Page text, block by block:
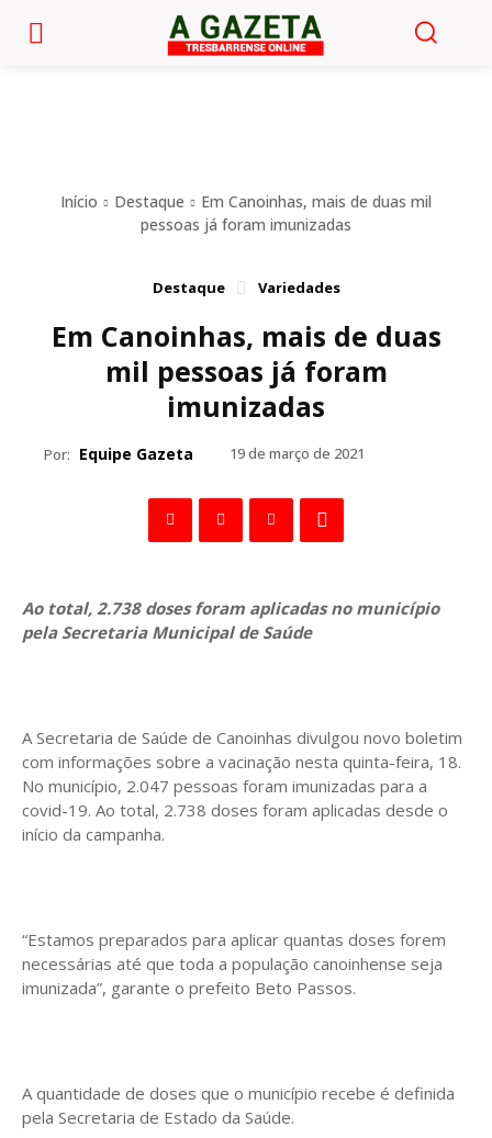
Início Destaque
Em Canoinhas, mais de duas mil
pessoas já foram imunizadas
Destaque Variedades
Em Canoinhas, mais de duas
mil pessoas já foram
imunizadas
Por: Equipe Gazeta 19 de março de 2021
Ao total, 2.738 doses foram aplicadas no município
pela Secretaria Municipal de Saúde
A Secretaria de Saúde de Canoinhas divulgou novo boletim
com informações sobre a vacinação nesta quinta-feira, 18.
No município, 2.047 pessoas foram imunizadas para a
covid-19. Ao total, 2.738 doses foram aplicadas desde o
início da campanha.
“Estamos preparados para aplicar quantas doses forem
necessárias até que toda a população canoinhense seja
imunizada”, garante o prefeito Beto Passos.
A quantidade de doses que o município recebe é definida
pela Secretaria de Estado da Saúde.